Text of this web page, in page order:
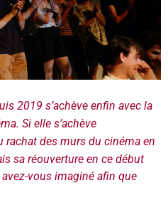
2019 s’achève enfin avec la
Si elle s’achève
des murs du cinéma en
sa réouverture en ce début
vous imaginé afin que